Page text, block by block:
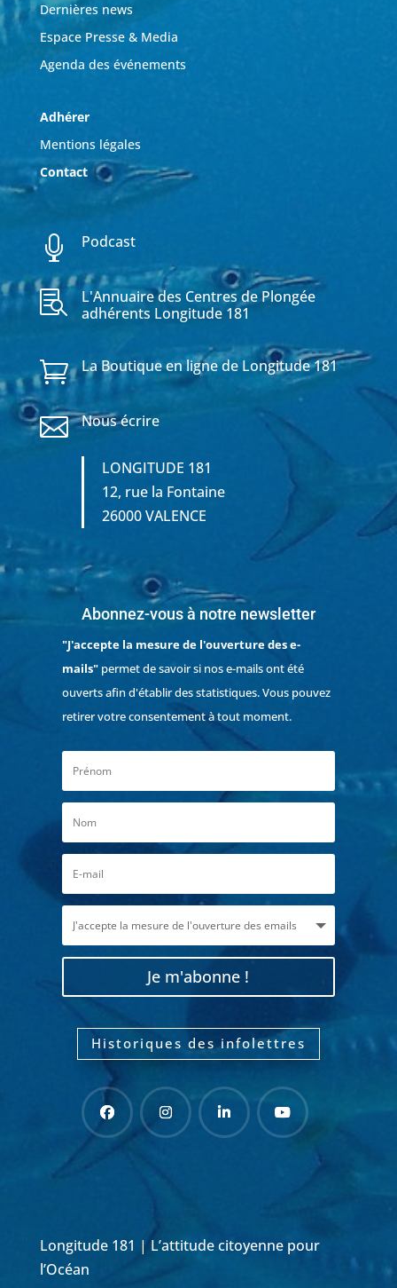
Dernières news
Espace Presse & Media
Agenda des événements
Adhérer
Mentions légales
Contact
 Podcast

L'Annuaire des Centres de Plongée
adhérents Longitude 181
 La Boutique en ligne de Longitude 181
 Nous écrire
LONGITUDE 181
12, rue la Fontaine
26000 VALENCE
Abonnez-vous à notre newsletter
"J'accepte la mesure de l'ouverture des e-
mails"permet de savoir si nos e-mails ont été
ouverts afin d'établir des statistiques. Vous pouvez
retirer votre consentement à tout moment.
Je m'abonne !
Historiques des infolettres
Longitude 181 | L’attitude citoyenne pour
l’Océan